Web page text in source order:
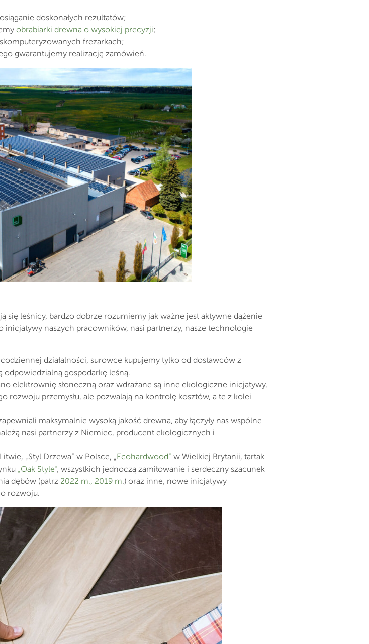
doskonałych rezultatów;
obrabiarki drewna o wysokiej precyzji;
frezarkach;
gwarantujemy realizację zamówień.
się leśnicy, bardzo dobrze rozumiemy jak ważne jest aktywne dążenie
naszych pracowników, nasi partnerzy, nasze technologie
działalności, surowce kupujemy tylko od dostawców z
odpowiedzialną gospodarkę leśną.
elektrownię słoneczną oraz wdrażane są inne ekologiczne inicjatywy,
rozwoju przemysłu, ale pozwalają na kontrolę kosztów, a te z kolei
maksymalnie wysoką jakość drewna, aby łączyły nas wspólne
nasi partnerzy z Niemiec, producent ekologicznych i
„Styl Drzewa“ w Polsce, „Ecohardwood“ w Wielkiej Brytanii, tartak
„Oak Style“, wszystkich jednoczą zamiłowanie i serdeczny szacunek
dębów (patrz 2022 m., 2019 m.) oraz inne, nowe inicjatywy
rozwoju.